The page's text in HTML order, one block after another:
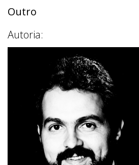
Outro
Autoria: